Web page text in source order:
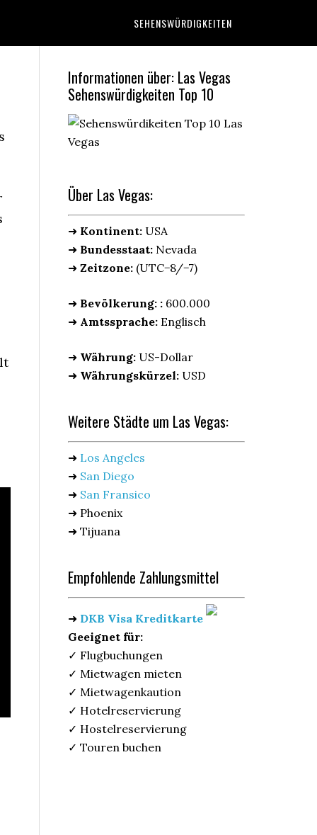
SEHENSWÜRDIGKEITEN
Informationen über: Las Vegas
Sehenswürdigkeiten Top 10
Über Las Vegas:
➜ Kontinent: USA
➜ Bundesstaat: Nevada
➜ Zeitzone: (UTC−8/−7)
➜ Bevölkerung: : 600.000
➜ Amtssprache: Englisch
➜ Währung: US-Dollar
➜ Währungskürzel: USD
Weitere Städte um Las Vegas:
➜ Los Angeles
➜ San Diego
➜ San Fransico
➜ Phoenix
➜ Tijuana
Empfohlende Zahlungsmittel
➜ DKB Visa Kreditkarte
Geeignet für:
✓ Flugbuchungen
✓ Mietwagen mieten
✓ Mietwagenkaution
✓ Hotelreservierung
✓ Hostelreservierung
✓ Touren buchen